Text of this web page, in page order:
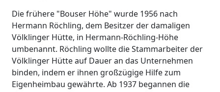
Die frühere "Bouser Höhe" wurde 1956 nach
Hermann Röchling, dem Besitzer der damaligen
Völklinger Hütte, in Hermann-Röchling-Höhe
umbenannt. Röchling wollte die Stammarbeiter der
Völklinger Hütte auf Dauer an das Unternehmen
binden, indem er ihnen großzügige Hilfe zum
Eigenheimbau gewährte. Ab 1937 begannen die